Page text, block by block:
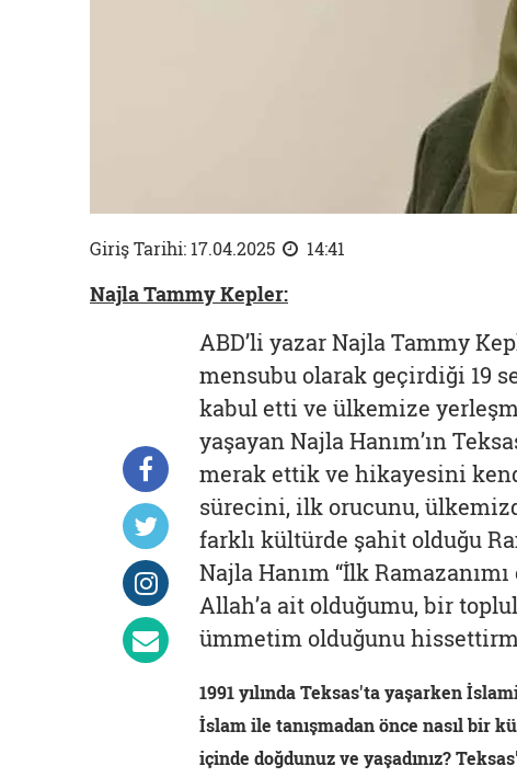
Giriş Tarihi: 17.04.2025 14:41
Najla Tammy Kepler:
ABD’li yazar Najla Tammy
mensubu olarak geçirdiği 19
kabul etti ve ülkemize
yaşayan Najla Hanım’ın
merak ettik ve hikayesini
sürecini, ilk orucunu,
farklı kültürde şahit olduğu
Najla Hanım “İlk
Allah’a ait olduğumu, bir
ümmetim olduğunu
1991 yılında Teksas'ta yaşarken
İslam ile tanışmadan önce nasıl bir
içinde doğdunuz ve yaşadınız?